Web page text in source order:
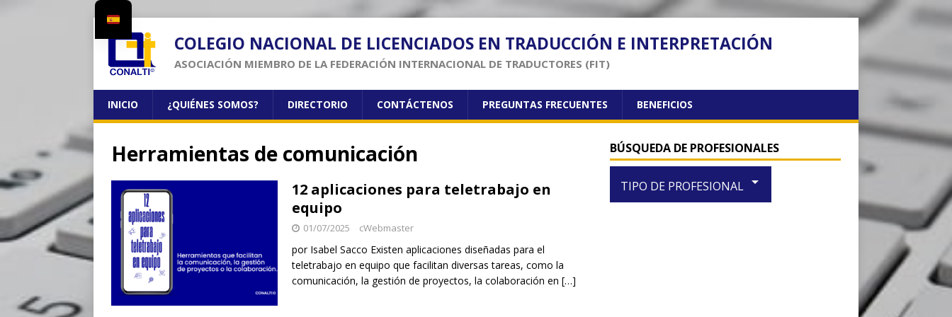
COLEGIO NACIONAL DE LICENCIADOS EN TRADUCCIÓN E INTERPRETACIÓN
ASOCIACIÓN MIEMBRO DE LA FEDERACIÓN INTERNACIONAL DE TRADUCTORES (FIT)
INICIO ¿QUIÉNES SOMOS? DIRECTORIO CONTÁCTENOS PREGUNTAS FRECUENTES BENEFICIOS
Herramientas de comunicación
12 aplicaciones para teletrabajo en
equipo
01/07/2025 cWebmaster
por Isabel Sacco Existen aplicaciones diseñadas para el
teletrabajo en equipo que facilitan diversas tareas, como la
comunicación, la gestión de proyectos, la colaboración en […]
BÚSQUEDA DE PROFESIONALES
TIPO DE PROFESIONAL arrow_drop_down